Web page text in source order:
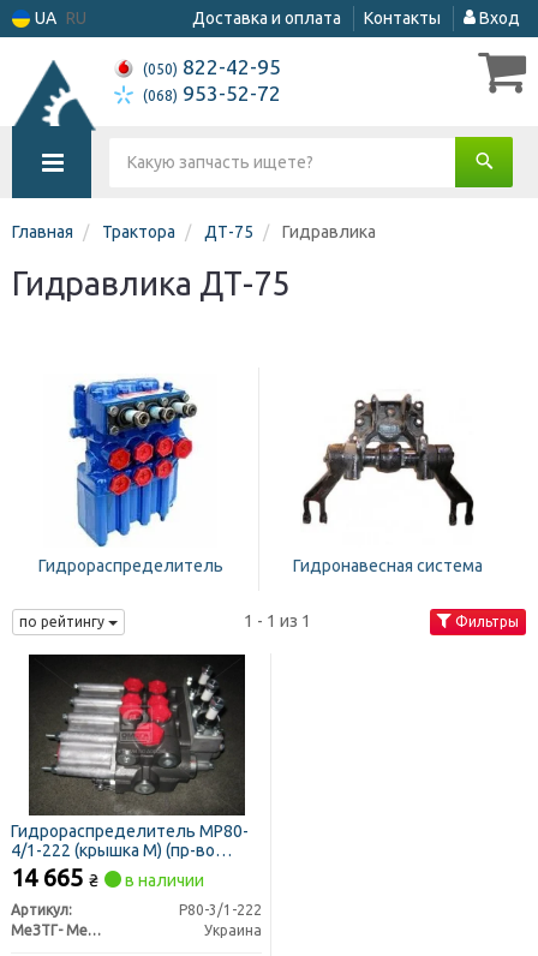
UA RU Доставка и оплата Контакты Вход
(050) 822-42-95
(068) 953-52-72
Главная Трактора ДТ-75 Гидравлика
Гидравлика ДТ-75
Гидрораспределитель Гидронавесная система
по рейтингу 1 - 1 из 1 Фильтры
Гидрораспределитель МР80-
4/1-222 (крышка М) (пр-во
Гидросила-МЗТГ)
14 665 ₴ в наличии
Артикул:
Р80-3/1-222
МеЗТГ- Мелитопольский завод гидроагрегатов
Украина